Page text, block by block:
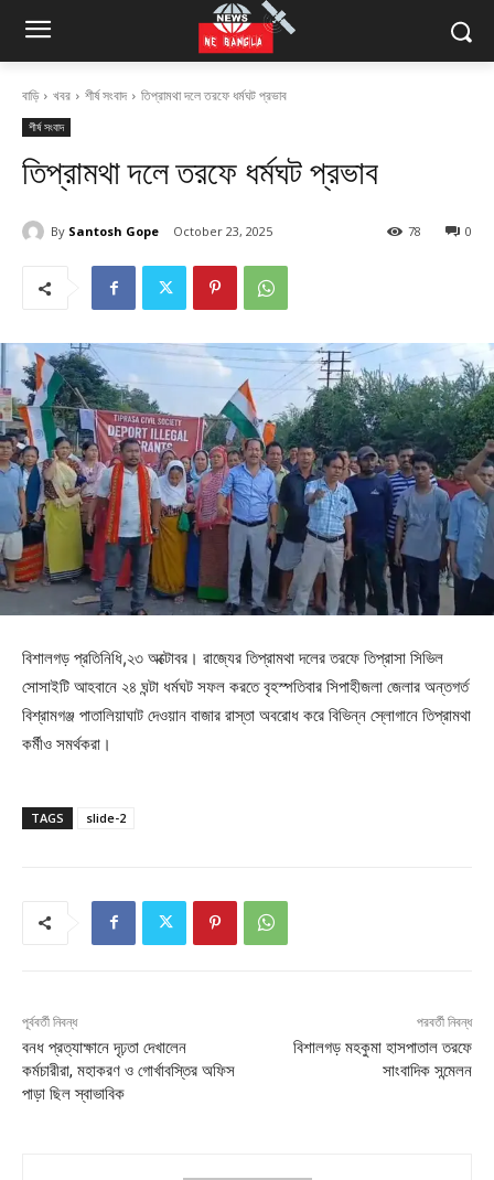
বাড়ি খবর শীর্ষ সংবাদ তিপ্রামথা দলে তরফে ধর্মঘট প্রভাব
শীর্ষ সংবাদ
তিপ্রামথা দলে তরফে ধর্মঘট প্রভাব
By Santosh Gope October 23, 2025 0
78
বিশালগড় প্রতিনিধি,২৩ অক্টোবর। রাজ্যের তিপ্রামথা দলের তরফে তিপ্রাসা সিভিল
সোসাইটি আহবানে ২৪ ঘন্টা ধর্মঘট সফল করতে বৃহস্পতিবার সিপাহীজলা জেলার অন্তগর্ত
বিশ্রামগঞ্জ পাতালিয়াঘাট দেওয়ান বাজার রাস্তা অবরোধ করে বিভিন্ন স্লোগানে তিপ্রামথা
কর্মীও সমর্থকরা।
TAGS slide-2
পূর্ববর্তী নিবন্ধ
বনধ প্রত্যাক্ষানে দৃঢ়তা দেখালেন
কর্মচারীরা, মহাকরণ ও গোর্খাবস্তির অফিস
পাড়া ছিল স্বাভাবিক
পরবর্তী নিবন্ধ
বিশালগড় মহকুমা হাসপাতাল তরফে
সাংবাদিক সন্মেলন